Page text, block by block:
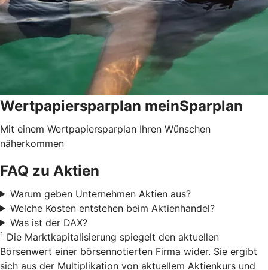
Wertpapiersparplan meinSparplan
Mit einem Wertpapiersparplan Ihren Wünschen
näherkommen
FAQ zu Aktien
Warum geben Unternehmen Aktien aus?
Welche Kosten entstehen beim Aktienhandel?
Was ist der DAX?
1 Die Marktkapitalisierung spiegelt den aktuellen
Börsenwert einer börsennotierten Firma wider. Sie ergibt
sich aus der Multiplikation von aktuellem Aktienkurs und